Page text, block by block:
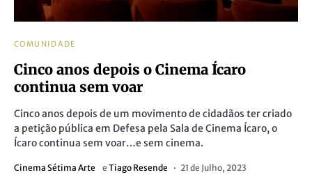
COMUNIDADE
Cinco anos depois o Cinema Ícaro
continua sem voar
Cinco anos depois de um movimento de cidadãos ter criado
a petição pública em Defesa pela Sala de Cinema Ícaro, o
Ícaro continua sem voar…e sem cinema.
Cinema Sétima Arte e Tiago Resende 21 de Julho, 2023